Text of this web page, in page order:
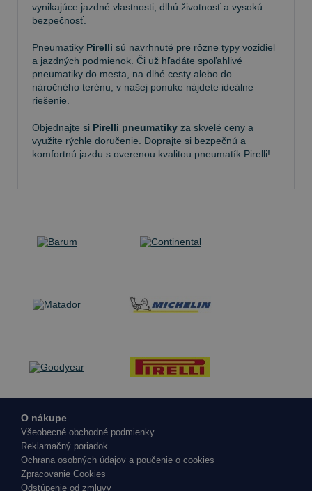
vynikajúce jazdné vlastnosti, dlhú životnosť a vysokú
bezpečnosť.
Pneumatiky Pirelli sú navrhnuté pre rôzne typy vozidiel
a jazdných podmienok. Či už hľadáte spoľahlivé
pneumatiky do mesta, na dlhé cesty alebo do
náročného terénu, v našej ponuke nájdete ideálne
riešenie.
Objednajte si Pirelli pneumatiky za skvelé ceny a
využite rýchle doručenie. Doprajte si bezpečnú a
komfortnú jazdu s overenou kvalitou pneumatík Pirelli!
O nákupe
Všeobecné obchodné podmienky
Reklamačný poriadok
Ochrana osobných údajov a poučenie o cookies
Zpracovanie Cookies
Odstúpenie od zmluvy